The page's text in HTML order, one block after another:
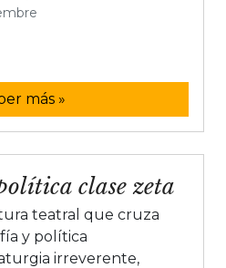
más »
clase zeta
teatral que cruza
y política
irreverente,